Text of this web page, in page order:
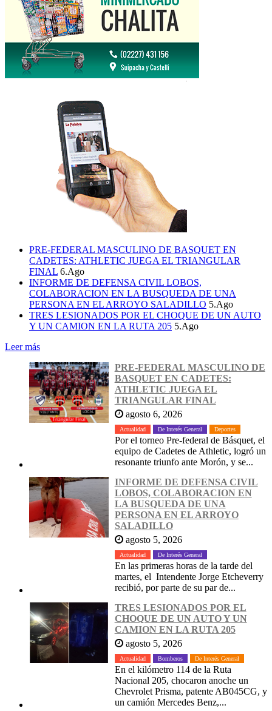
PRE-FEDERAL MASCULINO DE BASQUET EN
CADETES: ATHLETIC JUEGA EL TRIANGULAR
FINAL 6.Ago
INFORME DE DEFENSA CIVIL LOBOS,
COLABORACION EN LA BUSQUEDA DE UNA
PERSONA EN EL ARROYO SALADILLO 5.Ago
TRES LESIONADOS POR EL CHOQUE DE UN AUTO
Y UN CAMION EN LA RUTA 205 5.Ago
Leer más
PRE-FEDERAL MASCULINO DE
BASQUET EN CADETES:
ATHLETIC JUEGA EL
TRIANGULAR FINAL
agosto 6, 2026
Actualidad De Interés General Deportes
Por el torneo Pre-federal de Básquet, el
equipo de Cadetes de Athletic, logró un
resonante triunfo ante Morón, y se...
INFORME DE DEFENSA CIVIL
LOBOS, COLABORACION EN
LA BUSQUEDA DE UNA
PERSONA EN EL ARROYO
SALADILLO
agosto 5, 2026
Actualidad De Interés General
En las primeras horas de la tarde del
martes, el Intendente Jorge Etcheverry
recibió, por parte de su par de...
TRES LESIONADOS POR EL
CHOQUE DE UN AUTO Y UN
CAMION EN LA RUTA 205
agosto 5, 2026
Actualidad Bomberos De Interés General
En el kilómetro 114 de la Ruta
Nacional 205, chocaron anoche un
Chevrolet Prisma, patente AB045CG, y
un camión Mercedes Benz,...